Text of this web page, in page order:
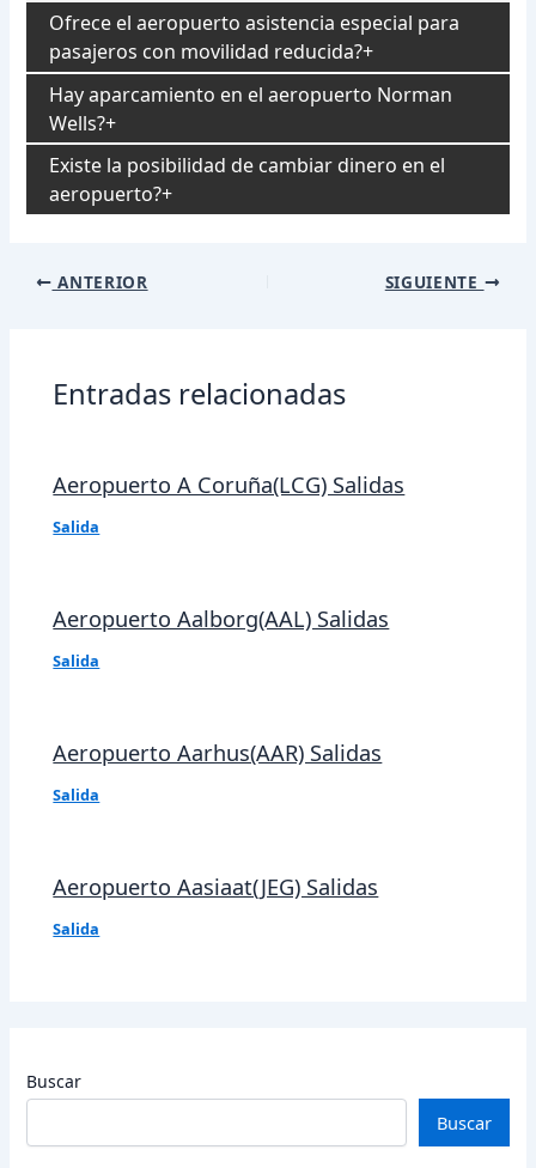
Ofrece el aeropuerto asistencia especial para
pasajeros con movilidad reducida?
Hay aparcamiento en el aeropuerto Norman
Wells?
Existe la posibilidad de cambiar dinero en el
aeropuerto?
Navegación
ANTERIOR SIGUIENTE
Entradas relacionadas
Aeropuerto A Coruña(LCG) Salidas
Salida
Aeropuerto Aalborg(AAL) Salidas
Salida
Aeropuerto Aarhus(AAR) Salidas
Salida
Aeropuerto Aasiaat(JEG) Salidas
Salida
Buscar
Buscar